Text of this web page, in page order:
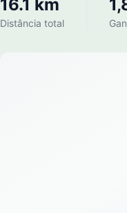
16.1 km
Distância total